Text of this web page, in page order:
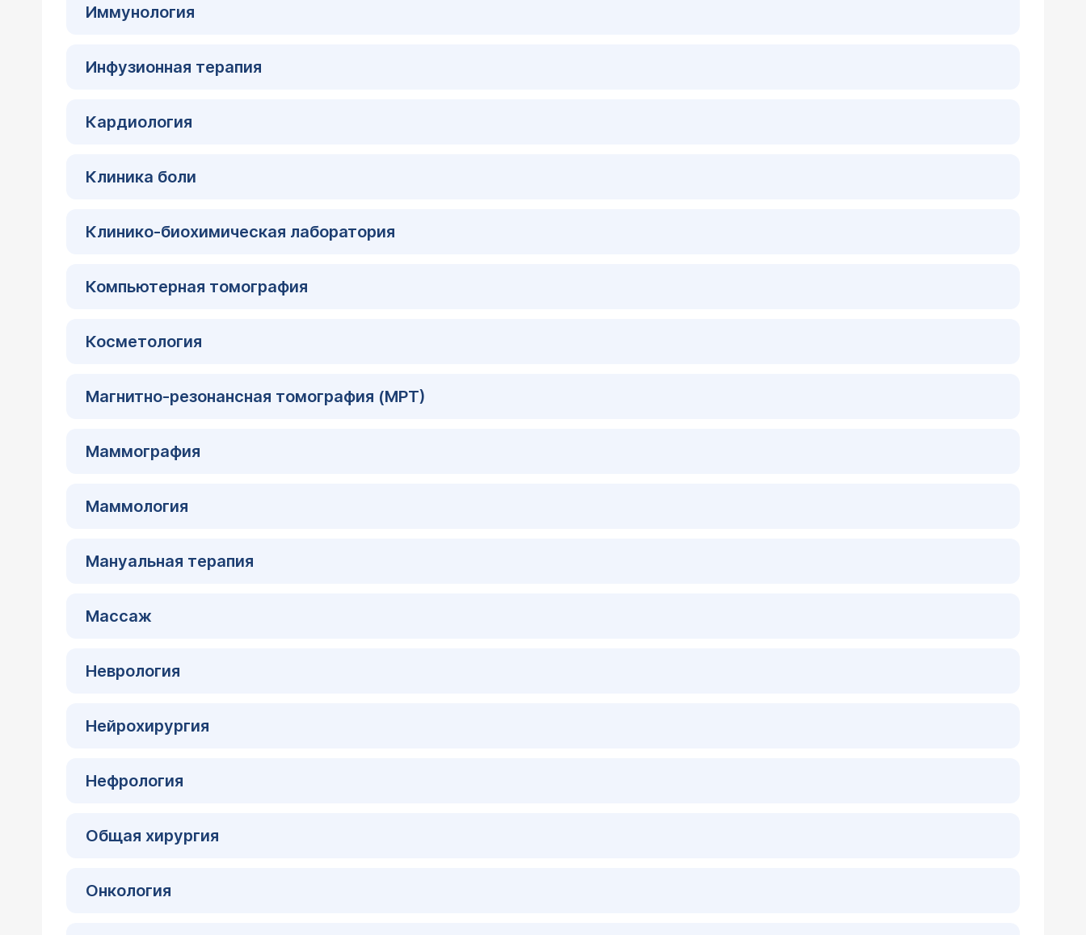
Иммунология
Инфузионная терапия
Кардиология
Клиника боли
Клинико-биохимическая лаборатория
Компьютерная томография
Косметология
Магнитно-резонансная томография (МРТ)
Маммография
Маммология
Мануальная терапия
Массаж
Неврология
Нейрохирургия
Нефрология
Общая хирургия
Онкология